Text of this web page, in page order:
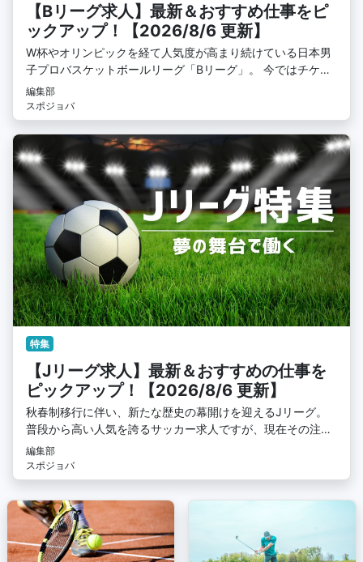
【Bリーグ求人】最新＆おすすめ仕事をピ
ックアップ！【2026/8/6 更新】
W杯やオリンピックを経て人気度が高まり続けている日本男
子プロバスケットボールリーグ「Bリーグ」。 今ではチケッ
トも入手困難なほどバスケに興味を示す方々がたくさんいま
す。 そんなBリーグがこれからも日本の中心を走り続けるた
めには、選手の活躍はもちろん、チームスタッフやリーグ運
営スタッフの存在が不可欠です。 バスケを愛するあなたなら
一度はBリーグに携わりたいと思ったことがあるはず。 あな
たの経験を活かせる求人から未経験でも挑戦できる求人まで
様々です！ ぜひ最後までご覧ください！！
編集部
スポジョバ
特集
【Jリーグ求人】最新＆おすすめの仕事を
ピックアップ！【2026/8/6 更新】
秋春制移行に伴い、新たな歴史の幕開けを迎えるJリーグ。
普段から高い人気を誇るサッカー求人ですが、現在その注目
度はさらに加速中！ スポジョバで初掲載の求人もあるのでお
見逃しなく！
編集部
スポジョバ